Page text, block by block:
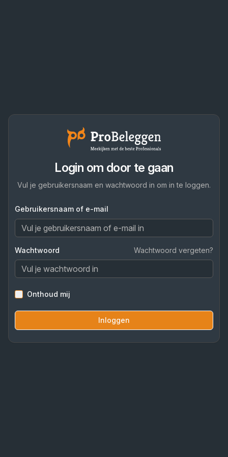
Login om door te gaan
Vul je gebruikersnaam en wachtwoord in om in te loggen.
Gebruikersnaam of e-mail
Wachtwoord Wachtwoord vergeten?
Onthoud mij
Inloggen